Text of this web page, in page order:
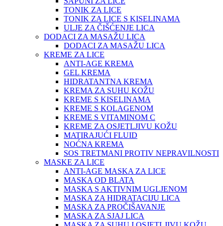
TONIK ZA LICE
TONIK ZA LICE S KISELINAMA
ULJE ZA ČIŠĆENJE LICA
DODACI ZA MASAŽU LICA
DODACI ZA MASAŽU LICA
KREME ZA LICE
ANTI-AGE KREMA
GEL KREMA
HIDRATANTNA KREMA
KREMA ZA SUHU KOŽU
KREME S KISELINAMA
KREME S KOLAGENOM
KREME S VITAMINOM C
KREME ZA OSJETLJIVU KOŽU
MATIRAJUĆI FLUID
NOĆNA KREMA
SOS TRETMANI PROTIV NEPRAVILNOSTI
MASKE ZA LICE
ANTI-AGE MASKA ZA LICE
MASKA OD BLATA
MASKA S AKTIVNIM UGLJENOM
MASKA ZA HIDRATACIJU LICA
MASKA ZA PROČIŠAVANJE
MASKA ZA SJAJ LICA